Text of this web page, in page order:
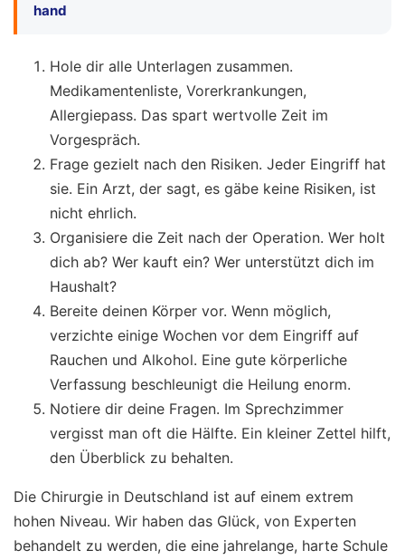
hand
Hole dir alle Unterlagen zusammen.
Medikamentenliste, Vorerkrankungen,
Allergiepass. Das spart wertvolle Zeit im
Vorgespräch.
Frage gezielt nach den Risiken. Jeder Eingriff hat
sie. Ein Arzt, der sagt, es gäbe keine Risiken, ist
nicht ehrlich.
Organisiere die Zeit nach der Operation. Wer holt
dich ab? Wer kauft ein? Wer unterstützt dich im
Haushalt?
Bereite deinen Körper vor. Wenn möglich,
verzichte einige Wochen vor dem Eingriff auf
Rauchen und Alkohol. Eine gute körperliche
Verfassung beschleunigt die Heilung enorm.
Notiere dir deine Fragen. Im Sprechzimmer
vergisst man oft die Hälfte. Ein kleiner Zettel hilft,
den Überblick zu behalten.
Die Chirurgie in Deutschland ist auf einem extrem
hohen Niveau. Wir haben das Glück, von Experten
behandelt zu werden, die eine jahrelange, harte Schule